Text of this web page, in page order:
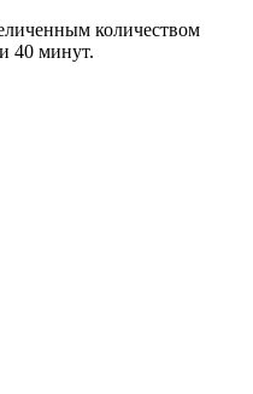
количеством
40 минут.